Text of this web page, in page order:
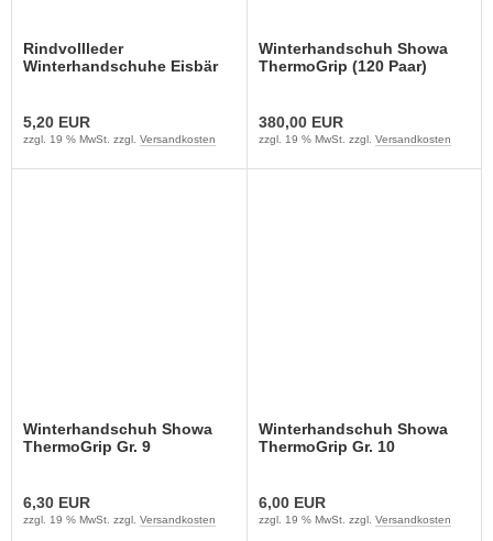
Rindvollleder
Winterhandschuhe Eisbär
5,20 EUR
zzgl. 19 % MwSt. zzgl. Versandkosten
Winterhandschuh Showa
ThermoGrip (120 Paar)
380,00 EUR
zzgl. 19 % MwSt. zzgl. Versandkosten
Winterhandschuh Showa
ThermoGrip Gr. 9
6,30 EUR
zzgl. 19 % MwSt. zzgl. Versandkosten
Winterhandschuh Showa
ThermoGrip Gr. 10
6,00 EUR
zzgl. 19 % MwSt. zzgl. Versandkosten